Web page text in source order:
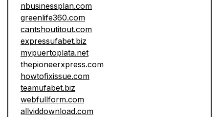
nbusinessplan.com
greenlife360.com
cantshoutitout.com
expressufabet.biz
mypuertoplata.net
thepioneerxpress.com
howtofixissue.com
teamufabet.biz
webfullform.com
allviddownload.com